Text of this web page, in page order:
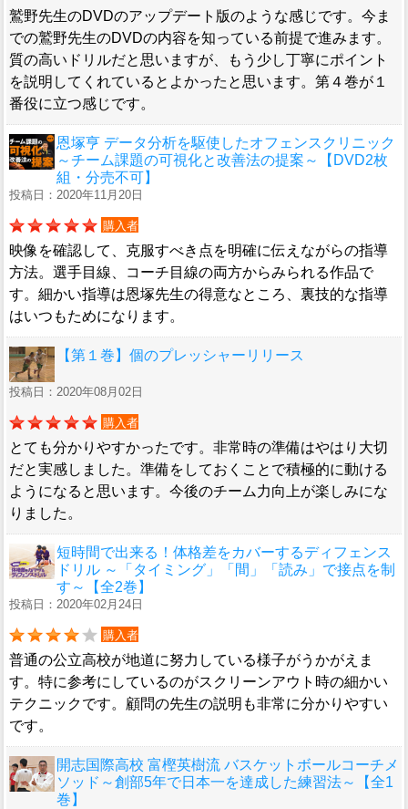
鷲野先生のDVDのアップデート版のような感じです。今ま
での鷲野先生のDVDの内容を知っている前提で進みます。
質の高いドリルだと思いますが、もう少し丁寧にポイント
を説明してくれているとよかったと思います。第４巻が１
番役に立つ感じです。
恩塚亨 データ分析を駆使したオフェンスクリニック
～チーム課題の可視化と改善法の提案～【DVD2枚
組・分売不可】
投稿日：2020年11月20日
購入者
映像を確認して、克服すべき点を明確に伝えながらの指導
方法。選手目線、コーチ目線の両方からみられる作品で
す。細かい指導は恩塚先生の得意なところ、裏技的な指導
はいつもためになります。
【第１巻】個のプレッシャーリリース
投稿日：2020年08月02日
購入者
とても分かりやすかったです。非常時の準備はやはり大切
だと実感しました。準備をしておくことで積極的に動ける
ようになると思います。今後のチーム力向上が楽しみにな
りました。
短時間で出来る！体格差をカバーするディフェンス
ドリル ～「タイミング」「間」「読み」で接点を制
す～【全2巻】
投稿日：2020年02月24日
購入者
普通の公立高校が地道に努力している様子がうかがえま
す。特に参考にしているのがスクリーンアウト時の細かい
テクニックです。顧問の先生の説明も非常に分かりやすい
です。
開志国際高校 富樫英樹流 バスケットボールコーチメ
ソッド～創部5年で日本一を達成した練習法～【全1
巻】